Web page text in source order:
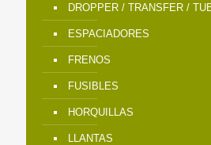
DROPPER / TRANSFER /
ESPACIADORES
FRENOS
FUSIBLES
HORQUILLAS
LLANTAS